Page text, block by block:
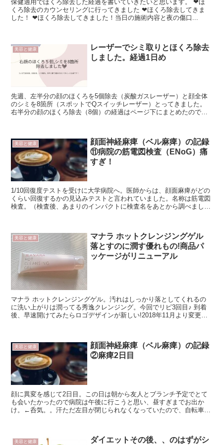
保健適用でほくろ除去した経過を書いていきたいと思います。 ❤︎ほ
くろ除去のカウンセリングに行ってきました ❤︎ほくろ除去してきま
した！ ❤︎ほくろ除去してきました！当日の施術内容と夜の傷口...
美容と健康
レーザーでシミ取りとほくろ除去
しました。経過1日め
先週、左半分の顔のほくろを5個除去（炭酸ガスレーザー）と顔全体
のシミを8箇所（スポットでQスイッチレーザー）とってきました。
右半分の顔のほくろ除去（8個）の経過はページ下にまとめたので、
美容と健康
顔面神経麻痺（ベル麻痺）の記録
⑪病院の筋電図検査（ENoG）痛
すぎ！
1/10回復度テストを受けに大学病院へ。医師からは、顔面麻痺がどの
くらい回復するかの見込みテストと言われていました。名称は筋電図
検査。（検査後、あまりのインパクトに検査名をあとから調べまし
美容と健康
マナラ ホットクレンジングゲル
落とすのに潤す優れもの!商品パ
ッケージがリニューアル
マナラ ホットクレンジングゲル。汚れはしっかり落としてくれるの
に洗い上がりは潤ってる秀逸クレンジング。今回でリピ3回目♪ 到着
後、早速開けてみたらロゴデザインが新しい!2018年11月より変更し
美容と健康
顔面神経麻痺（ベル麻痺）の記録
②麻痺2日目
顔に異変を感じて2日目。この日は朝から友人とブランチ予定でとて
も会いたかったので病院は午後に行こうと思い、昼すぎまでお出か
け。←呑気。。汗ただ左目が閉じられなくなっていたので、自転車に
美容と健康
ダイエットその後、、のはずがシ